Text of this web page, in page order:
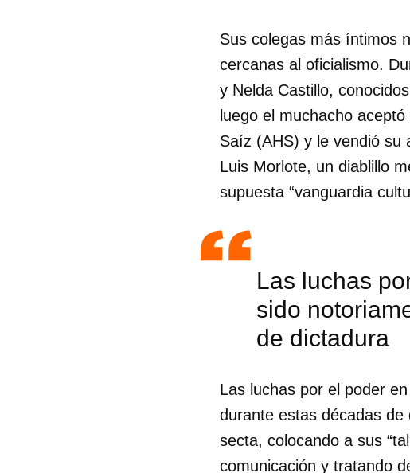
Sus colegas más íntimos
cercanas al oficialismo.
y Nelda Castillo,
luego el muchacho
Saíz (AHS) y le vendió
Luis Morlote, un diablillo
supuesta “vanguardia
Las luchas
sido
de dictadura
Las luchas por el poder
durante estas décadas
secta, colocando a sus
comunicación y tratando